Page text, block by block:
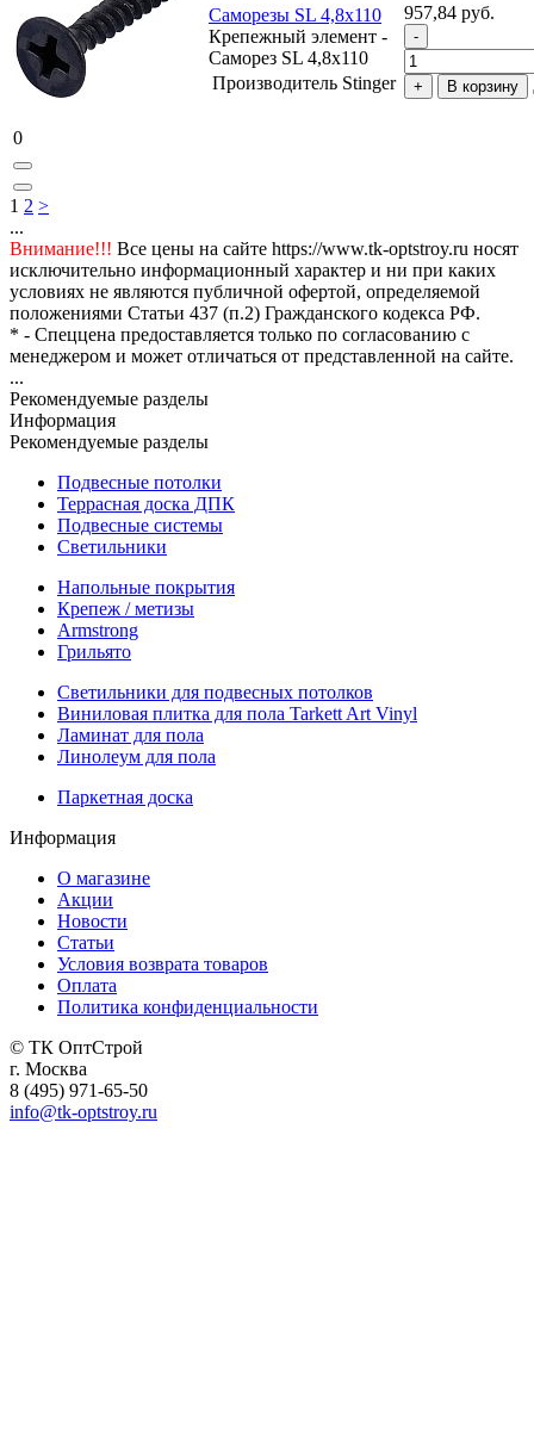
0
Саморезы SL 4,8х110
Крепежный элемент -
Саморез SL 4,8х110
Производитель Stinger
957,84 руб.
В корзину
1 2 >
...
Внимание!!! Все цены на сайте https://www.tk-optstroy.ru носят
исключительно информационный характер и ни при каких
условиях не являются публичной офертой, определяемой
положениями Статьи 437 (п.2) Гражданского кодекса РФ.
* - Спеццена предоставляется только по согласованию с
менеджером и может отличаться от представленной на сайте.
...
Рекомендуемые разделы
Информация
Рекомендуемые разделы
Подвесные потолки
Террасная доска ДПК
Подвесные системы
Светильники
Напольные покрытия
Крепеж / метизы
Armstrong
Грильято
Светильники для подвесных потолков
Виниловая плитка для пола Tarkett Art Vinyl
Ламинат для пола
Линолеум для пола
Паркетная доска
Информация
О магазине
Акции
Новости
Статьи
Условия возврата товаров
Оплата
Политика конфиденциальности
© ТК ОптСтрой
г. Москва
8 (495) 971-65-50
info@tk-optstroy.ru